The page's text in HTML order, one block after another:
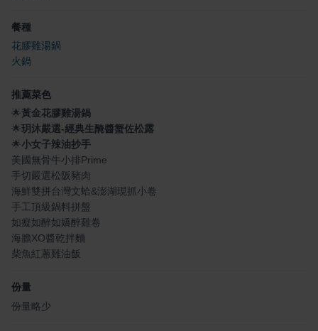
餐種
花膠雞湯鍋
火鍋
推薦菜色
🌟黃金花膠雞湯鍋
🌟玥沐嚴選-經典生醃醬蟹佐松露
🌟小女子辣油抄手
美國無骨牛小排Prime
手切嚴選松阪豬肉
海鮮雙拼台灣文蛤&澎湖現抓小卷
手工頂級鍋料拼盤
如癡如醉如嬌醉雞卷
海膽XO醬乾拌麵
柴魚紅蔥雞油飯
份量
份量略少